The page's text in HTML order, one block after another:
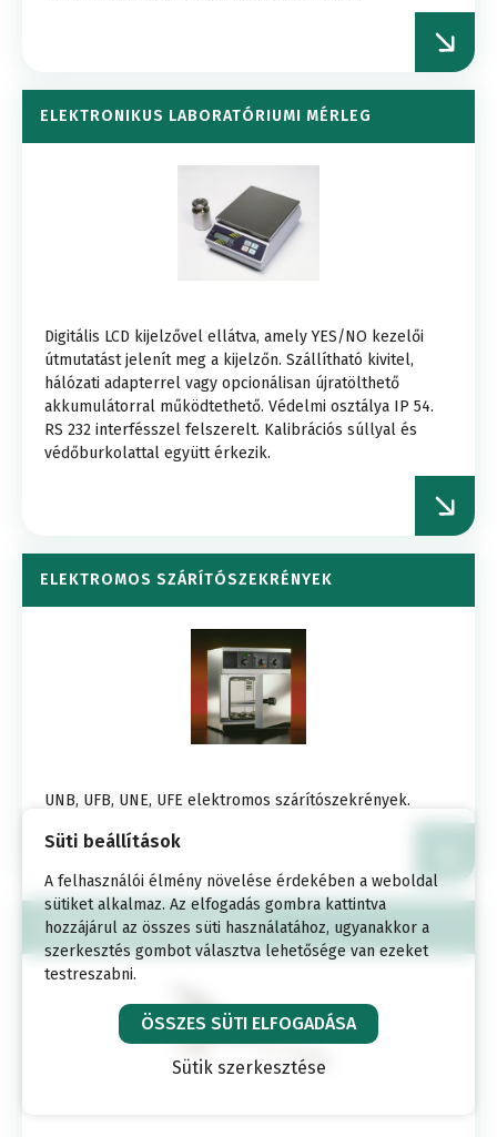
ELEKTRONIKUS LABORATÓRIUMI MÉRLEG
Digitális LCD kijelzővel ellátva, amely YES/NO kezelői
útmutatást jelenít meg a kijelzőn. Szállítható kivitel,
hálózati adapterrel vagy opcionálisan újratölthető
akkumulátorral működtethető. Védelmi osztálya IP 54.
RS 232 interfésszel felszerelt. Kalibrációs súllyal és
védőburkolattal együtt érkezik.
ELEKTROMOS SZÁRÍTÓSZEKRÉNYEK
UNB, UFB, UNE, UFE elektromos szárítószekrények.
SZEMCSEALAK KALIBRÁTOR
Süti beállítások
A felhasználói élmény növelése érdekében a weboldal
sütiket alkalmaz. Az elfogadás gombra kattintva
hozzájárul az összes süti használatához, ugyanakkor a
szerkesztés gombot választva lehetősége van ezeket
testreszabni.
ÖSSZES SÜTI ELFOGADÁSA
Sütik szerkesztése